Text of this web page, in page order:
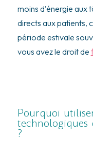
moins d’énergie aux
directs aux patients,
période estivale
vous avez le droit de
Pourquoi
technologiques
?